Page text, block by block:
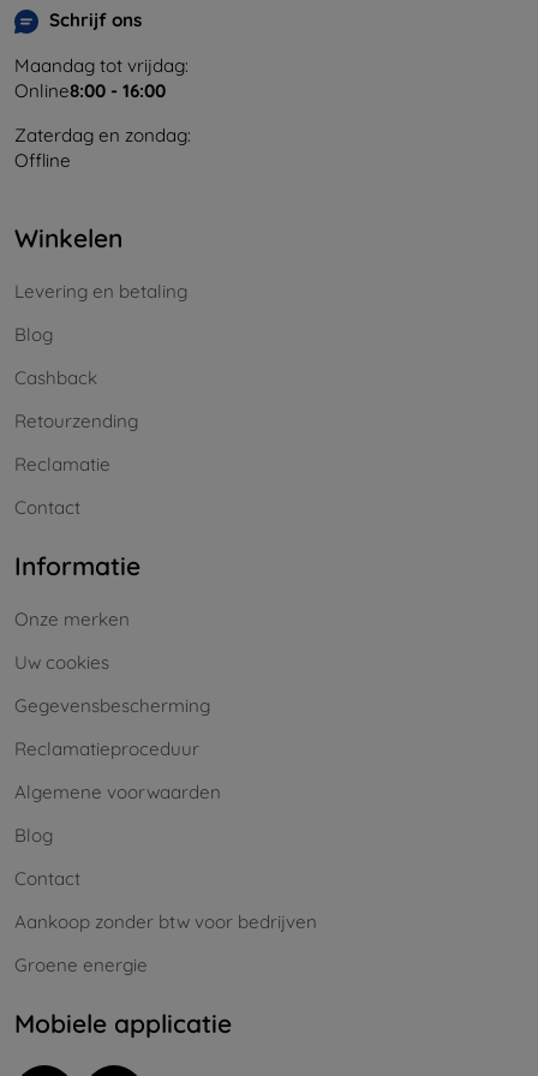
Schrijf ons
Maandag tot vrijdag:
Online8:00 - 16:00
Zaterdag en zondag:
Offline
Winkelen
Levering en betaling
Blog
Cashback
Retourzending
Reclamatie
Contact
Informatie
Onze merken
Uw cookies
Gegevensbescherming
Reclamatieproceduur
Algemene voorwaarden
Blog
Contact
Aankoop zonder btw voor bedrijven
Groene energie
Mobiele applicatie